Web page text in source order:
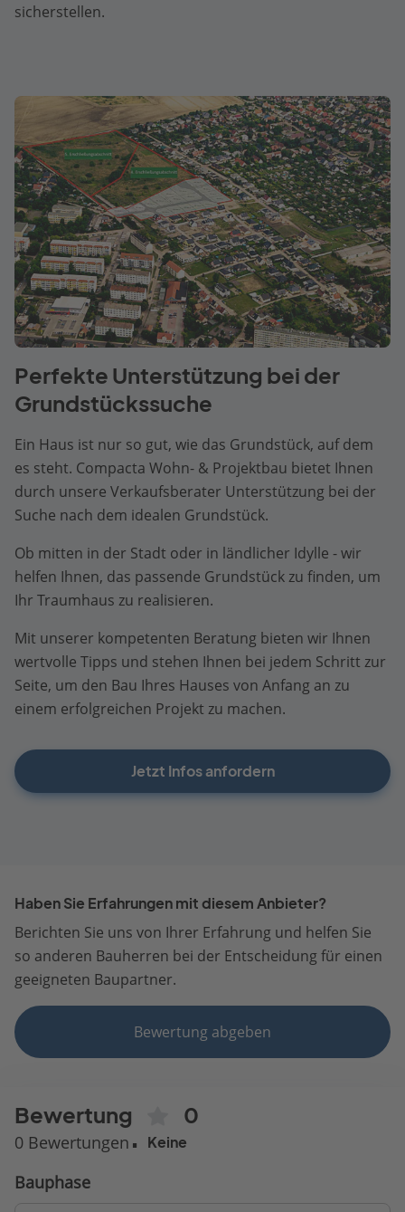
sicherstellen.
Perfekte Unterstützung bei der
Grundstückssuche
Ein Haus ist nur so gut, wie das Grundstück, auf dem
es steht. Compacta Wohn- & Projektbau bietet Ihnen
durch unsere Verkaufsberater Unterstützung bei der
Suche nach dem idealen Grundstück.
Ob mitten in der Stadt oder in ländlicher Idylle - wir
helfen Ihnen, das passende Grundstück zu finden, um
Ihr Traumhaus zu realisieren.
Mit unserer kompetenten Beratung bieten wir Ihnen
wertvolle Tipps und stehen Ihnen bei jedem Schritt zur
Seite, um den Bau Ihres Hauses von Anfang an zu
einem erfolgreichen Projekt zu machen.
Jetzt Infos anfordern
Haben Sie Erfahrungen mit diesem Anbieter?
Berichten Sie uns von Ihrer Erfahrung und helfen Sie
so anderen Bauherren bei der Entscheidung für einen
geeigneten Baupartner.
Bewertung abgeben
Bewertung 0
0 Bewertungen Keine
Bauphase